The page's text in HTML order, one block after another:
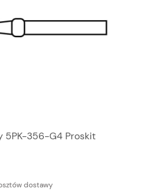
5PK-356-G4 Proskit
dostawy